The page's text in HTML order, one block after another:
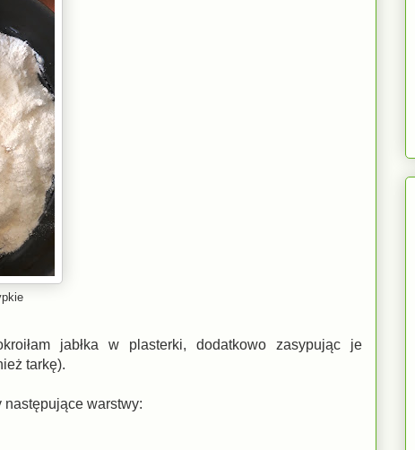
jabłka w plasterki, dodatkowo zasypując je
tarkę).
następujące warstwy: